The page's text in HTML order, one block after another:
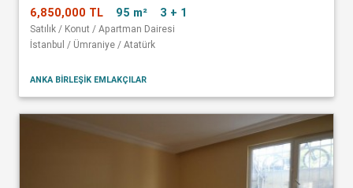
6,850,000 TL 95 m² 3 + 1
Satılık / Konut / Apartman Dairesi
İstanbul / Ümraniye / Atatürk
ANKA BİRLEŞİK EMLAKÇILAR